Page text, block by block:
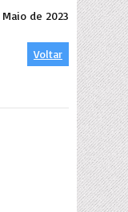
de 2023
Voltar